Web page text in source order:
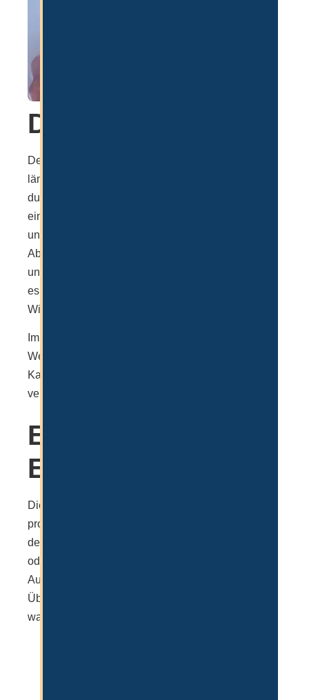
Dauer
Der gesamte Prozess dauert vor Ort meist nicht
länger als 3-4 Werktage, wenn er ideal geplant und
durchgeführt wird. Wer unter Zeitdruck steht bzw.
einen reibungslosen Ablauf möchte, sollte
unbedingt einen Dienstleister einmalig zur
Abwicklung beauftragen. In besonders
unglücklichen Fällen wurde schon berichtet, dass
es mehrere Wochen dauerte, da es manche ohne
Wissen und Erfahrung selbst versuchen.
Im Zweifelsfall kann man nach diesen 3-4
Werktagen auch ausreisen und den Empfang der
Karte nach Druck auch an eine andere Person
veranlassen.
Erneuerung der
Emirates ID
Die Emirates ID kann nach bzw. kurz vor Ablauf
problemos erneuert, sofern das Visum aktiv ist. In
der Regel hängt das vom Job, der eigenen Firma
oder dem Investment ab, über das man das
Aufenthaltsvisum erhalten hat. Nachfolgend ein
Überblick wie lange eine Emirates ID gültig ist bzw.
wann diese erneuert werden muss.